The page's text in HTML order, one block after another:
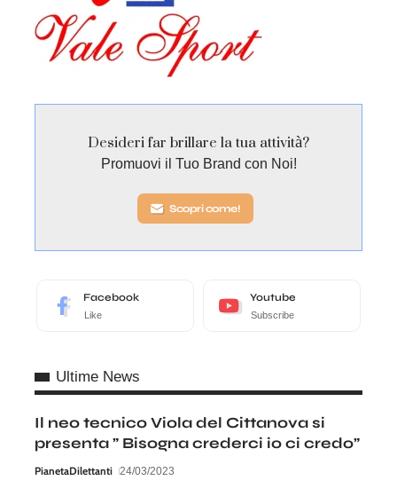
Desideri far brillare la tua attività?
Promuovi il Tuo Brand con Noi!
Scopri come!
Facebook
Like
Youtube
Subscribe
Ultime News
Il neo tecnico Viola del Cittanova si
presenta ” Bisogna crederci io ci credo”
PianetaDilettanti 24/03/2023